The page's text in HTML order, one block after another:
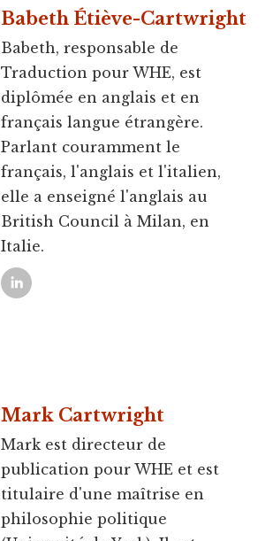
Babeth Étiève-Cartwright
Babeth, responsable de
Traduction pour WHE, est
diplômée en anglais et en
français langue étrangère.
Parlant couramment le
français, l'anglais et l'italien,
elle a enseigné l'anglais au
British Council à Milan, en
Italie.
Mark Cartwright
Mark est directeur de
publication pour WHE et est
titulaire d'une maîtrise en
philosophie politique